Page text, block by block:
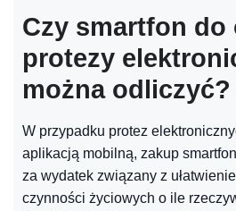
Czy smartfon do
protezy
można odliczyć?
W przypadku protez
aplikacją mobilną, zakup
za wydatek związany z
czynności życiowych o ile